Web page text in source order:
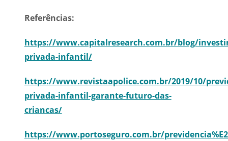
Referências:
https://www.capitalresearch.com.br/blog/
privada-infantil/
https://www.revistaapolice.com.br/2019/10/
privada-infantil-garante-futuro-das-
criancas/
https://www.portoseguro.com.br/